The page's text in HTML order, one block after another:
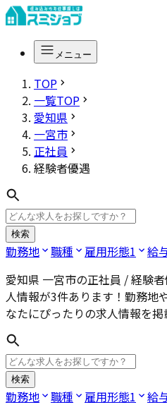
メニュー
TOP
一覧TOP
愛知県
一宮市
正社員
経験者優遇
検索
勤務地 職種 雇用形態1 給
愛知県 一宮市の正社員 / 経験
人情報が3件あります！勤務地
なたにぴったりの求人情報を掲
検索
勤務地 職種 雇用形態1 給